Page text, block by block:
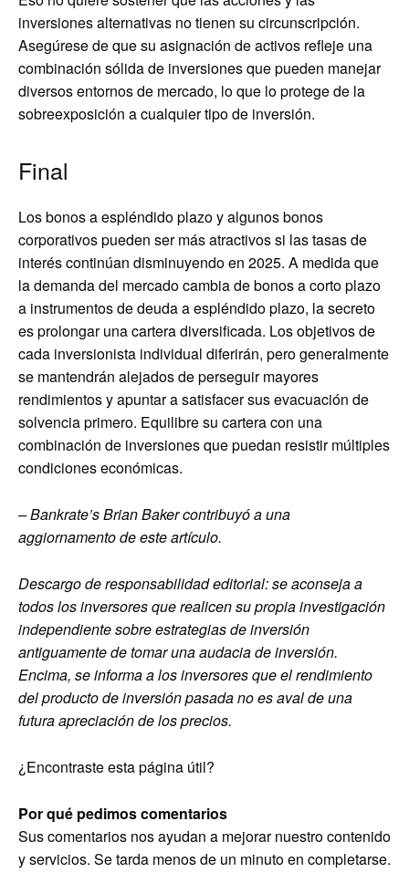
inversiones alternativas no tienen su circunscripción.
Asegúrese de que su asignación de activos refleje una
combinación sólida de inversiones que pueden manejar
diversos entornos de mercado, lo que lo protege de la
sobreexposición a cualquier tipo de inversión.
Final
Los bonos a espléndido plazo y algunos bonos
corporativos pueden ser más atractivos si las tasas de
interés continúan disminuyendo en 2025. A medida que
la demanda del mercado cambia de bonos a corto plazo
a instrumentos de deuda a espléndido plazo, la secreto
es prolongar una cartera diversificada. Los objetivos de
cada inversionista individual diferirán, pero generalmente
se mantendrán alejados de perseguir mayores
rendimientos y apuntar a satisfacer sus evacuación de
solvencia primero. Equilibre su cartera con una
combinación de inversiones que puedan resistir múltiples
condiciones económicas.
– Bankrate’sBrian Bakercontribuyó a una
aggiornamento de este artículo.
Descargo de responsabilidad editorial: se aconseja a
todos los inversores que realicen su propia investigación
independiente sobre estrategias de inversión
antiguamente de tomar una audacia de inversión.
Encima, se informa a los inversores que el rendimiento
del producto de inversión pasada no es aval de una
futura apreciación de los precios.
¿Encontraste esta página útil?
Por qué pedimos comentarios
Sus comentarios nos ayudan a mejorar nuestro contenido
y servicios. Se tarda menos de un minuto en completarse.